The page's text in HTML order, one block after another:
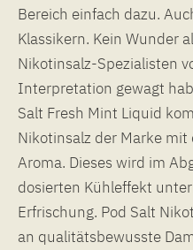
Bereich einfach dazu.
Klassikern. Kein Wunder
Nikotinsalz-Spezialisten
Interpretation gewagt
Salt Fresh Mint Liquid
Nikotinsalz der Marke
Aroma. Dieses wird im
dosierten Kühleffekt
Erfrischung. Pod Salt
an qualitätsbewusste